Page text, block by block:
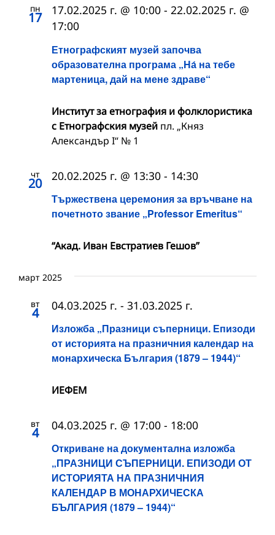
пн
17
Етнографският музей започва
образователна програма „На́ на тебе
мартеница, дай на мене здраве“
17.02.2025 г. @ 10:00 - 22.02.2025 г. @
17:00
Институт за етнография и фолклористика
с Етнографския музей пл. „Княз
Александър I“ № 1
чт
20
Тържествена церемония за връчване на
почетното звание „Professor Emeritus“
20.02.2025 г. @ 13:30 - 14:30
“Акад. Иван Евстратиев Гешов”
март 2025
вт
4
Изложба „Празници съперници. Епизоди
от историята на празничния календар на
монархическа България (1879 – 1944)“
04.03.2025 г. - 31.03.2025 г.
ИЕФЕМ
вт
4
Откриване на документална изложба
„ПРАЗНИЦИ СЪПЕРНИЦИ. ЕПИЗОДИ ОТ
ИСТОРИЯТА НА ПРАЗНИЧНИЯ
КАЛЕНДАР В МОНАРХИЧЕСКА
БЪЛГАРИЯ (1879 – 1944)“
04.03.2025 г. @ 17:00 - 18:00